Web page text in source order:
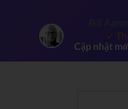
✓
Cập nhật